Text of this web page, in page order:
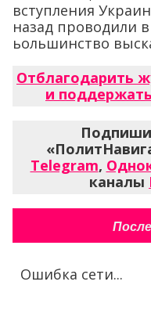
вступления
назад проводили
ьольшинство
Отблагодарить
и
Telegram,
каналы
Ошибка сети...